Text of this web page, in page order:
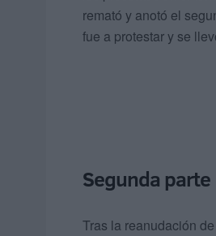
remató y anotó el
fue a protestar y se
Segunda parte
Tras la reanudación